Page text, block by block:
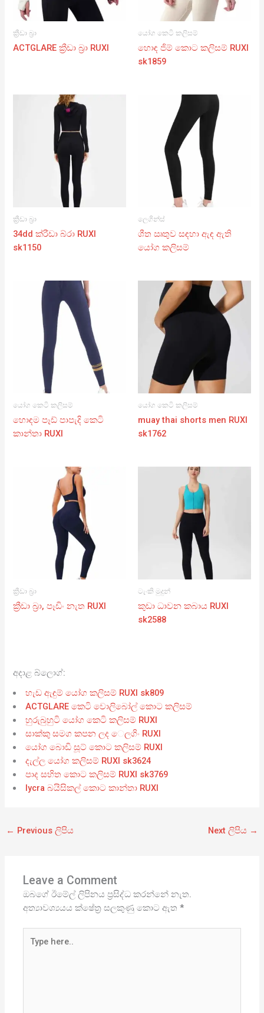
ක්‍රීඩා බ්‍රා
ACTGLARE ක්‍රීඩා බ්‍රා RUXI
යෝග කෙටි කලිසම්
හොඳ ජිම් කොට කලිසම් RUXI
sk1859
ක්‍රීඩා බ්‍රා
34dd ක්රීඩා බ්රා RUXI
sk1150
ලෙගින්ස්
ශීත ඍතුව සඳහා ඇඳ ඇති
යෝග කලිසම්
යෝග කෙටි කලිසම්
හොඳම පෑඩ් පාපැදි කෙටි
කාන්තා RUXI
යෝග කෙටි කලිසම්
muay thai shorts men RUXI
sk1762
ක්‍රීඩා බ්‍රා
ක්‍රීඩා බ්‍රා, පෑඩිං නැත RUXI
ටැංකි මුදුන්
කුඩා ධාවන කබාය RUXI
sk2588
අදාළ බ්ලොග්:
හැඩ ඇඳුම් යෝග කලිසම් RUXI sk809
ACTGLARE කෙටි වොලිබෝල් කොට කලිසම්
හුරුබුහුටි යෝග කෙටි කලිසම් RUXI
සාක්කු සමග කපන ලද ෙලගිං RUXI
යෝග බොඩි සූට් කොට කලිසම් RUXI
දැල්ල යෝග කලිසම් RUXI sk3624
පාද සහිත කොට කලිසම් RUXI sk3769
lycra බයිසිකල් කොට කාන්තා RUXI
← Previous ලිපිය Next ලිපිය →
Leave a Comment
ඔබගේ ඊමේල් ලිපිනය ප්‍රසිද්ධ කරන්නේ නැත.
අත්‍යාවශ්‍යයය ක්ෂේත්‍ර සලකුණු කොට ඇත*
here..